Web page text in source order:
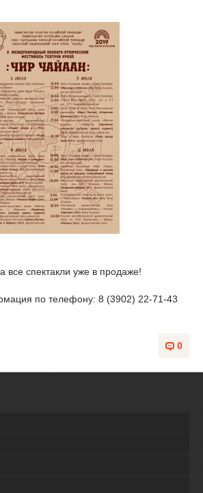
все спектакли уже в продаже!
по телефону: 8 (3902) 22-71-43
0